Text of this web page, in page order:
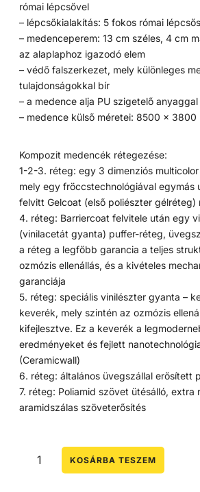
római lépcsővel
– lépcsőkialakítás: 5 fokos római
– medenceperem: 13 cm széles, 4 cm
az alaplaphoz igazodó elem
– védő falszerkezet, mely különleges
tulajdonságokkal bír
– a medence alja PU szigetelő
– medence külső méretei: 8500 x 3800
Kompozit medencék rétegezése:
1-2-3. réteg: egy 3 dimenziós
mely egy fröccstechnológiával egymás
felvitt Gelcoat (első poliészter gélréteg)
4. réteg: Barriercoat felvitele után egy
(vinilacetát gyanta) puffer-réteg,
a réteg a legfőbb garancia a teljes
ozmózis ellenállás, és a kivételes
garanciája
5. réteg: speciális vinilészter gyanta –
keverék, mely szintén az ozmózis
kifejlesztve. Ez a keverék a
eredményeket és fejlett
(Ceramicwall)
6. réteg: általános üvegszállal erősített
7. réteg: Poliamid szövet ütésálló, extra
aramidszálas szöveterősítés
KOSÁRBA TESZEM